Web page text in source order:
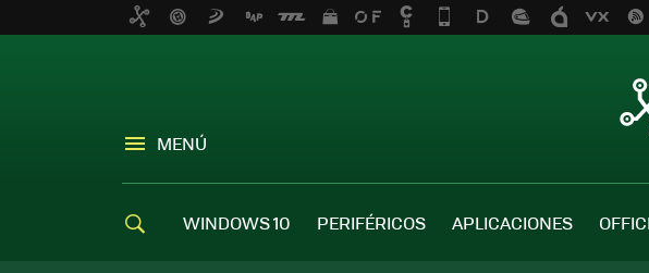
MENÚ
WINDOWS 10 PERIFÉRICOS APLICACIONES